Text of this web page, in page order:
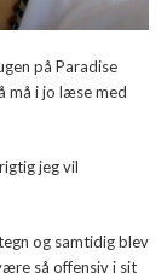
på Paradise
må i jo læse med
jeg vil
og samtidig blev
så offensiv i sit